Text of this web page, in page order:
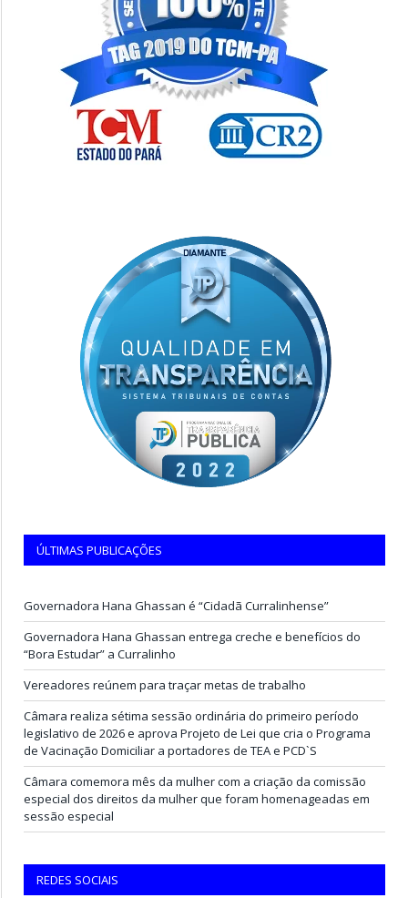
ÚLTIMAS PUBLICAÇÕES
Governadora Hana Ghassan é “Cidadã Curralinhense”
Governadora Hana Ghassan entrega creche e benefícios do
“Bora Estudar” a Curralinho
Vereadores reúnem para traçar metas de trabalho
Câmara realiza sétima sessão ordinária do primeiro período
legislativo de 2026 e aprova Projeto de Lei que cria o Programa
de Vacinação Domiciliar a portadores de TEA e PCD`S
Câmara comemora mês da mulher com a criação da comissão
especial dos direitos da mulher que foram homenageadas em
sessão especial
REDES SOCIAIS